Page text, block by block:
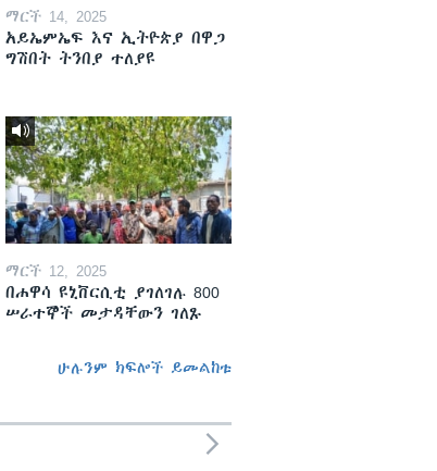
ማርች 14, 2025
አይኤምኤፍ እና ኢትዮጵያ በዋጋ
ግሽበት ትንበያ ተለያዩ
ማርች 12, 2025
በሐዋሳ ዩኒቨርሲቲ ያገለገሉ 800
ሠራተኞች መታዳቸውን ገለጹ
ሁሉንም ክፍሎች ይመልከቱ